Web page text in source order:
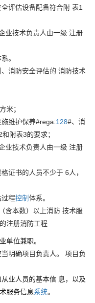
评估设备配备符合附 表1
业技术负责人由一级 注册
。
消防安全评估的 消防技术
米；
施维护保养#rega:128#、消
附表3的要求；
业技术负责人由一级 注册
证书的人员不少于 6人，
过程控制体系。
含本数）以上消防 技术服
注册消防工程
单位兼职。
明确项目负责人。 项目负
业人员的基本信 息，以及
服务信息系统。